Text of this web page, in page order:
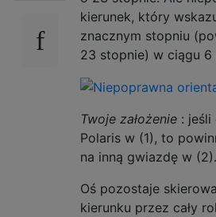
kierunek, który
znacznym stopniu
23 stopnie) w ciągu 6
Twoje założenie : jeśli
Polaris w (1), to
na inną gwiazdę w (2).
Oś pozostaje
kierunku przez cały